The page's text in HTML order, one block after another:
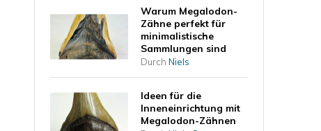
Warum Megalodon-
Zähne perfekt für
minimalistische
Sammlungen sind
Durch Niels
Ideen für die
Inneneinrichtung mit
Megalodon-Zähnen